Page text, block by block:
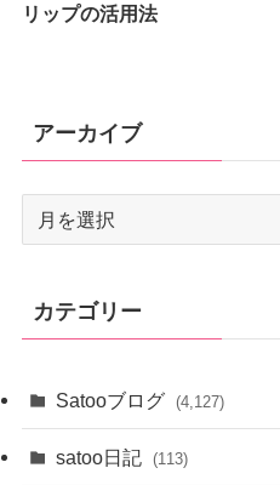
リップの活用法
アーカイブ
ブ
カテゴリー
Satooブログ (4,127)
satoo日記 (113)